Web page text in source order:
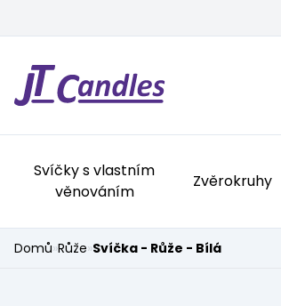
Svíčky s vlastním
věnováním
Zvěrokruhy
Domů»Růže»Svíčka - Růže - Bílá